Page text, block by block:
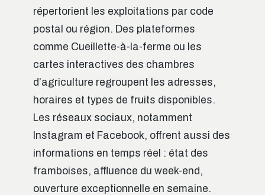
répertorient les exploitations par code
postal ou région. Des plateformes
comme Cueillette-à-la-ferme ou les
cartes interactives des chambres
d’agriculture regroupent les adresses,
horaires et types de fruits disponibles.
Les réseaux sociaux, notamment
Instagram et Facebook, offrent aussi des
informations en temps réel : état des
framboises, affluence du week-end,
ouverture exceptionnelle en semaine.